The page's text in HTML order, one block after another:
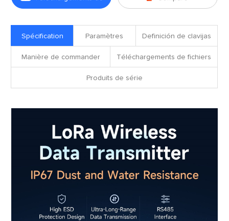
Spécification Paramètres Definición de clavijas
Manière de commander Téléchargements de fichiers
Produits de série